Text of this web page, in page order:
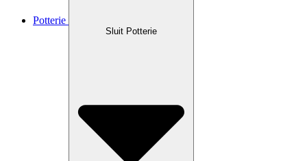
Potterie
Sluit Potterie